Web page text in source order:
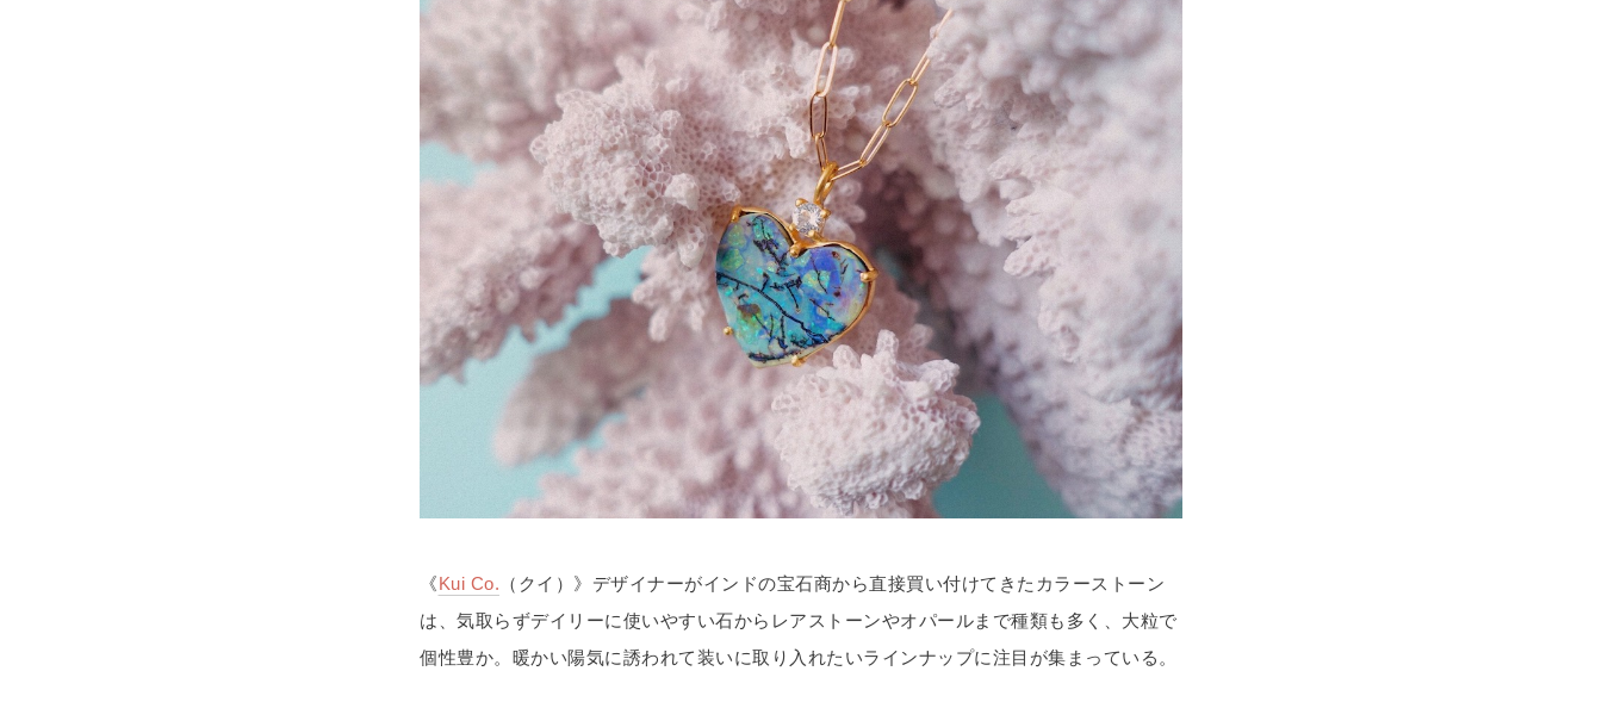
《 Kui Co. （クイ）》デザイナーがインドの宝石商から直接買い付けてきたカラーストーン
は、気取らずデイリーに使いやすい石からレアストーンやオパールまで種類も多く、大粒で
個性豊か。暖かい陽気に誘われて装いに取り入れたいラインナップに注目が集まっている。